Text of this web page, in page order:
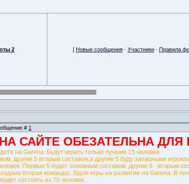
2 [ Новые сообщения · Участники · Правила
# 1
САЙТЕ ОБЕЗАТЕЛЬНА ДЛЯ
на Garena. Будут играть только лучшие 15 человек.
другие 5 вторым составом,а другие 5 буду запасными
Первые 5 будет основным составом ,другие 5 - вторым
вторая команда). 3)для игры на развитие на Garena. В
состоять из 70 человек.